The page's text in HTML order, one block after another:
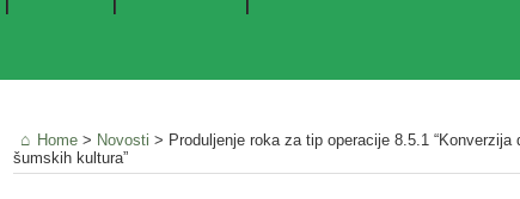
Home > Novosti > Produljenje roka za tip operacije 8.5.1
šumskih kultura”